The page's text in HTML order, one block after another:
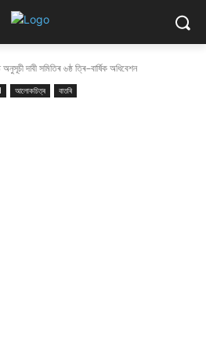
অনুসূচী দাবী সমিতিৰ ৬ষ্ঠ ত্ৰি–বাৰ্ষিক অধিবেশন
আলোকচিত্ৰ বাতৰি